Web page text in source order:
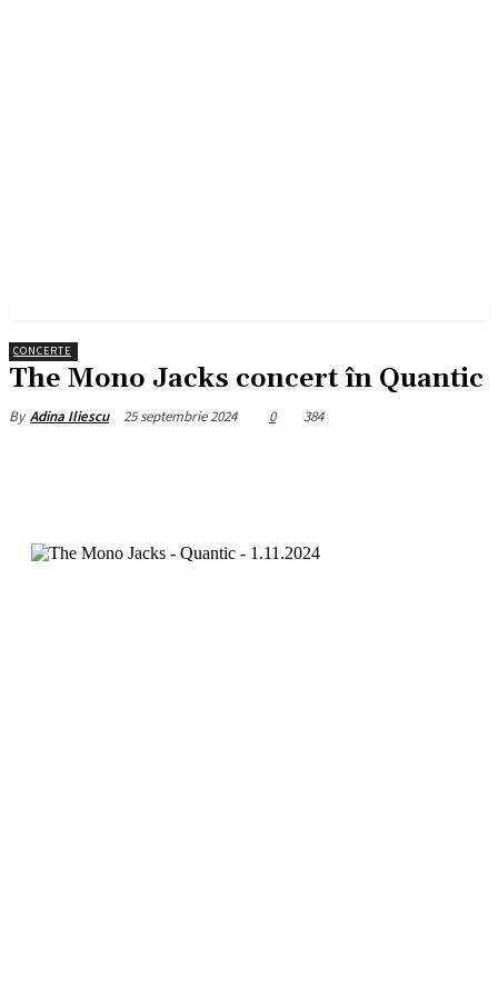
CONCERTE
The Mono Jacks concert în Quantic
By Adina Iliescu 25 septembrie 2024 0 384